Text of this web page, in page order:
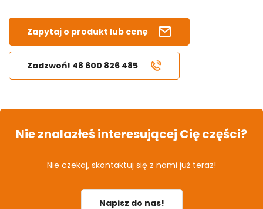
Zapytaj o produkt lub cenę
Zadzwoń! 48 600 826 485
Nie znalazłeś interesującej Cię części?
Nie czekaj, skontaktuj się z nami już teraz!
Napisz do nas!